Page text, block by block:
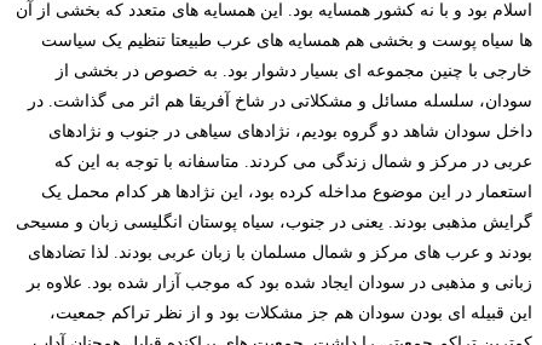
اسلام بود و با نه کشور همسایه بود. این همسایه های متعدد که بخشی از آن
ها سیاه پوست و بخشی هم همسایه های عرب طبیعتا تنظیم یک سیاست
خارجی با چنین مجموعه ای بسیار دشوار بود. به خصوص در بخشی از
سودان، سلسله مسائل و مشکلاتی در شاخ آفریقا هم اثر می گذاشت. در
داخل سودان شاهد دو گروه بودیم، نژادهای سیاهی در جنوب و نژادهای
عربی در مرکز و شمال زندگی می کردند. متاسفانه با توجه به این که
استعمار در این موضوع مداخله کرده بود، این نژادها هر کدام محمل یک
گرایش مذهبی بودند. یعنی در جنوب، سیاه پوستان انگلیسی زبان و مسیحی
بودند و عرب های مرکز و شمال مسلمان با زبان عربی بودند. لذا تضادهای
زبانی و مذهبی در سودان ایجاد شده بود که موجب آزار شده بود. علاوه بر
این قبیله ای بودن سودان هم جز مشکلات بود و از نظر تراکم جمعیت،